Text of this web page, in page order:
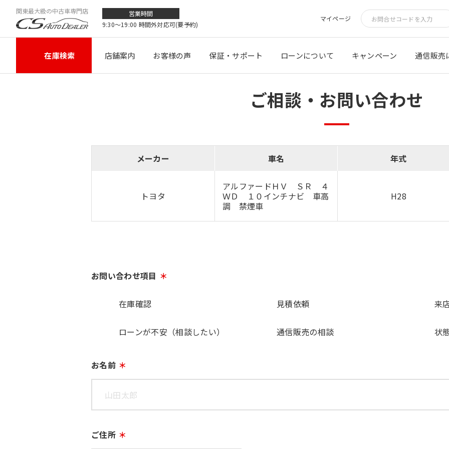
関東最大級の中古車専門店
営業時間
9:30〜19:00 時間外対応可(要予約)
マイページ
在庫検索 店舗案内 お客様の声 保証・サポート ローンについて キャンペーン 通信販売
ご相談・お問い合わせ
メーカー 車名 年式
トヨタ
アルファードＨＶ ＳＲ ４
ＷＤ １０インチナビ 車高
調 禁煙車
H28
お問い合わせ項目
在庫確認 見積依頼 来
ローンが不安（相談したい） 通信販売の相談 状
お名前
ご住所